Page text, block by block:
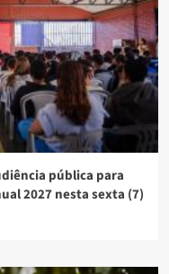
pública para
2027 nesta sexta (7)